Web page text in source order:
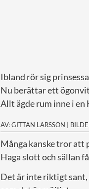
Ibland rör sig
Nu berättar ett
Allt ägde rum inne i
AV: GITTAN LARSSON |
Många kanske tror att
Haga slott och sällan
Det är inte riktigt sant,